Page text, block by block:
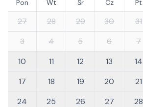
Pon Wt Śr Cz Pt
27 28 29 30 31
3
4 5 6 7
10
11 12 13 14
17
18 19 20 21
24
25 26 27 28